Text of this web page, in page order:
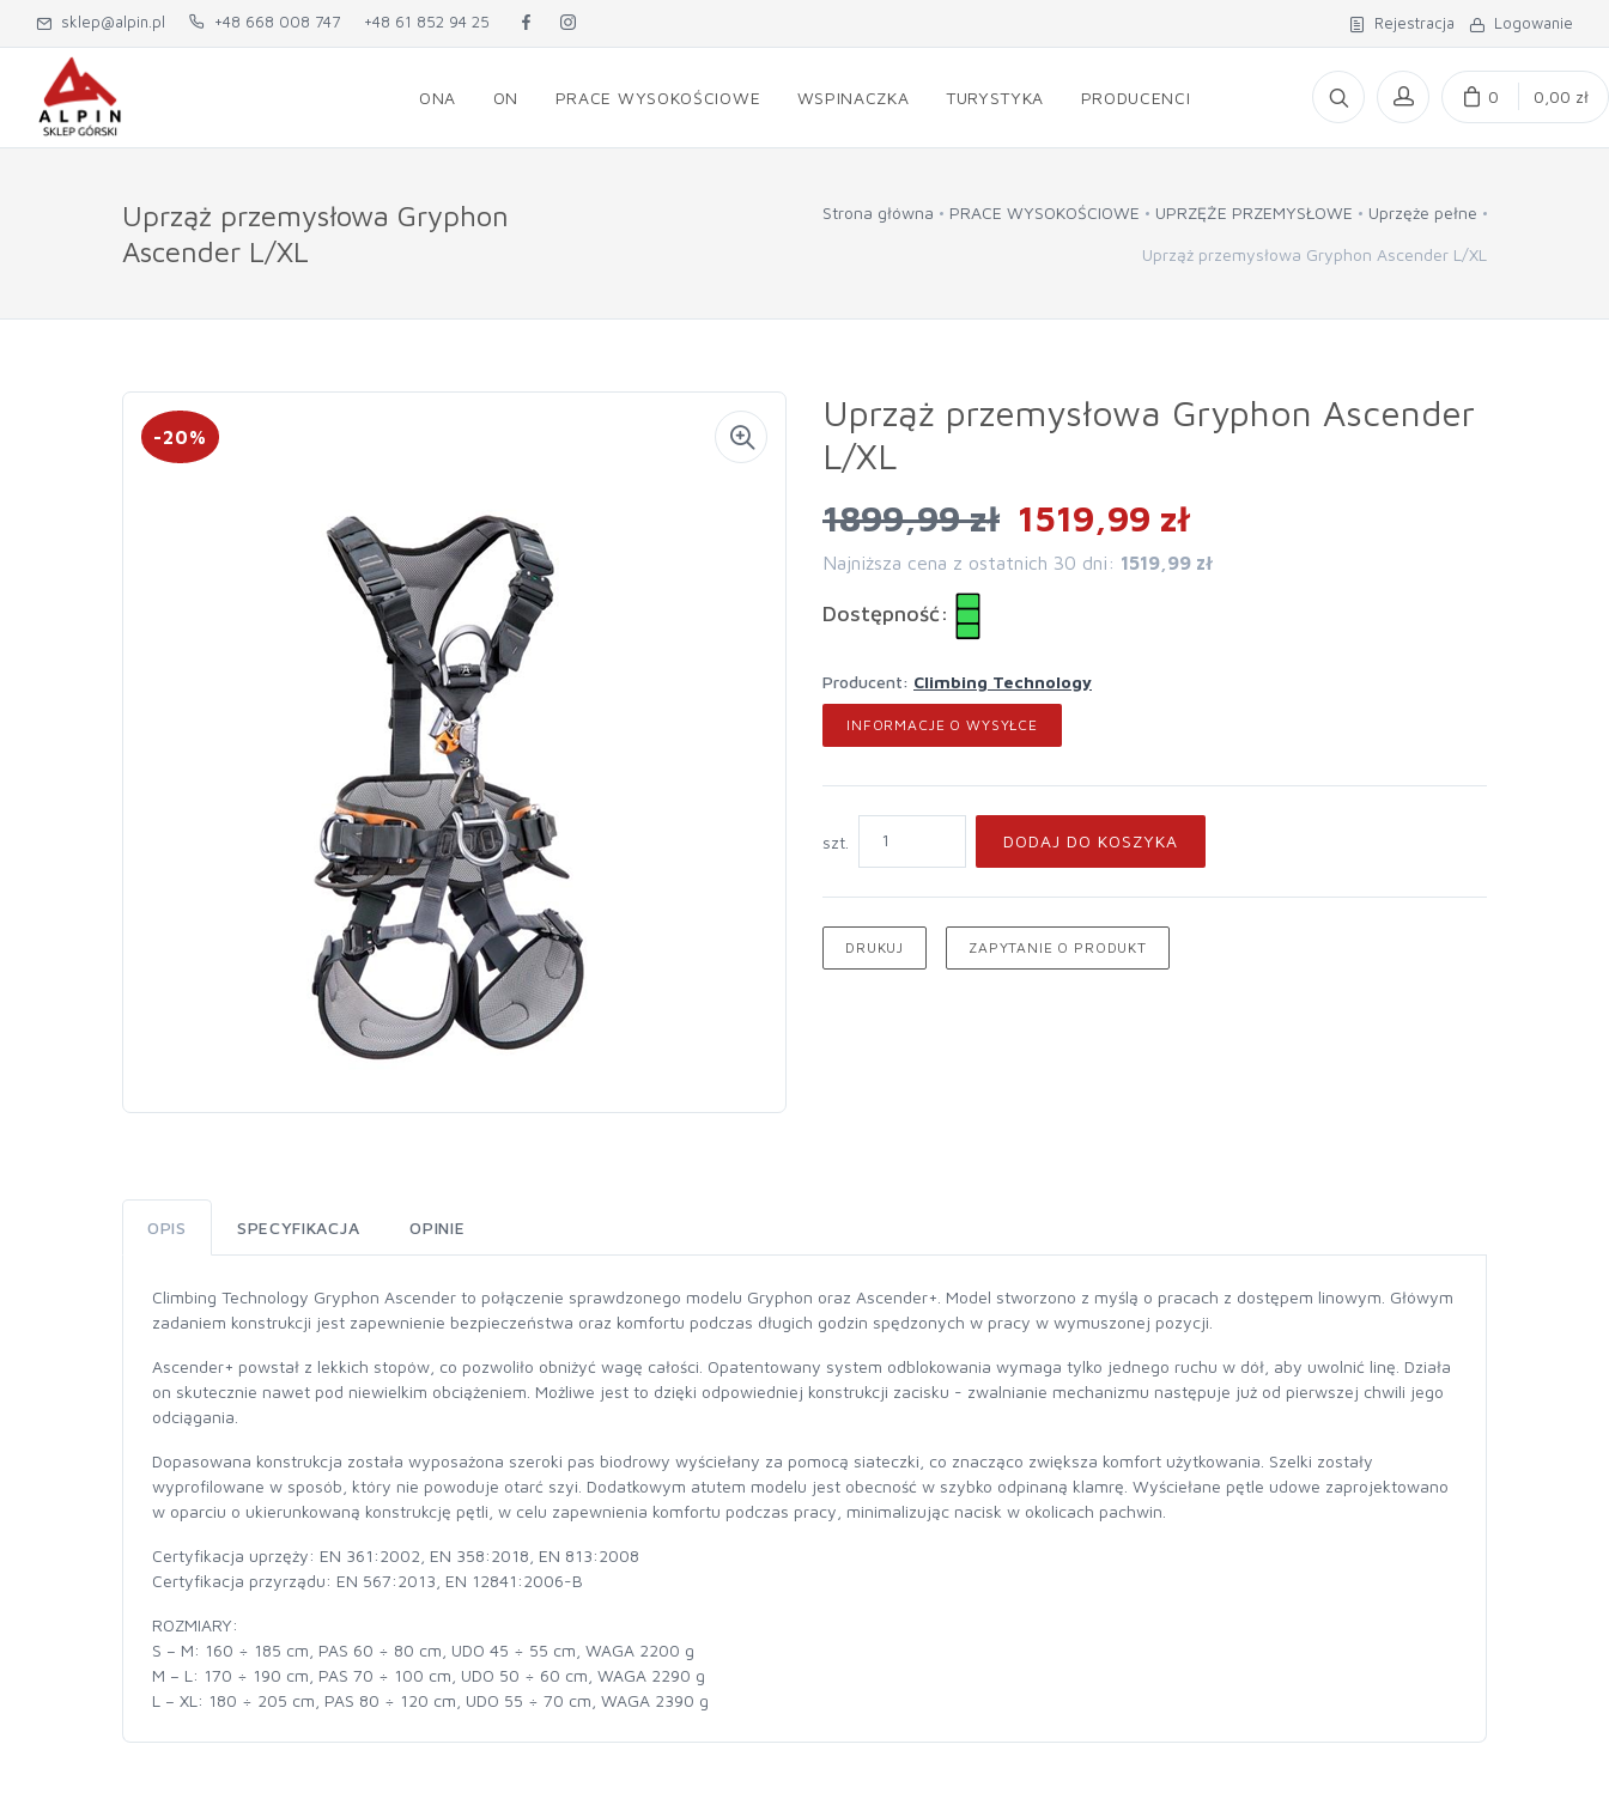
sklep@alpin.pl +48 668 008 747 +48 61 852 94 25 Rejestracja Logowanie
ONA ON PRACE WYSOKOŚCIOWE WSPINACZKA TURYSTYKA PRODUCENCI 0 0,00 zł
Uprząż przemysłowa Gryphon
Ascender L/XL
Strona główna PRACE WYSOKOŚCIOWE UPRZĘŻE PRZEMYSŁOWE Uprzęże pełne
Uprząż przemysłowa Gryphon Ascender L/XL
-20%
Uprząż przemysłowa Gryphon Ascender
L/XL
1899,99 zł 1519,99 zł
Najniższa cena z ostatnich 30 dni: 1519,99 zł
Dostępność:
Producent: Climbing Technology
INFORMACJE O WYSYŁCE
szt. DODAJ DO KOSZYKA
DRUKUJ ZAPYTANIE O PRODUKT
OPIS SPECYFIKACJA OPINIE
Climbing Technology Gryphon Ascender to połączenie sprawdzonego modelu Gryphon oraz Ascender+. Model stworzono z myślą o pracach z dostępem linowym. Główym
zadaniem konstrukcji jest zapewnienie bezpieczeństwa oraz komfortu podczas długich godzin spędzonych w pracy w wymuszonej pozycji.
Ascender+ powstał z lekkich stopów, co pozwoliło obniżyć wagę całości. Opatentowany system odblokowania wymaga tylko jednego ruchu w dół, aby uwolnić linę. Działa
on skutecznie nawet pod niewielkim obciążeniem. Możliwe jest to dzięki odpowiedniej konstrukcji zacisku - zwalnianie mechanizmu następuje już od pierwszej chwili jego
odciągania.
Dopasowana konstrukcja została wyposażona szeroki pas biodrowy wyściełany za pomocą siateczki, co znacząco zwiększa komfort użytkowania. Szelki zostały
wyprofilowane w sposób, który nie powoduje otarć szyi. Dodatkowym atutem modelu jest obecność w szybko odpinaną klamrę. Wyściełane pętle udowe zaprojektowano
w oparciu o ukierunkowaną konstrukcję pętli, w celu zapewnienia komfortu podczas pracy, minimalizując nacisk w okolicach pachwin.
Certyfikacja uprzęży: EN 361:2002, EN 358:2018, EN 813:2008
Certyfikacja przyrządu: EN 567:2013, EN 12841:2006-B
ROZMIARY:
S – M: 160 ÷ 185 cm, PAS 60 ÷ 80 cm, UDO 45 ÷ 55 cm, WAGA 2200 g
M – L: 170 ÷ 190 cm, PAS 70 ÷ 100 cm, UDO 50 ÷ 60 cm, WAGA 2290 g
L – XL: 180 ÷ 205 cm, PAS 80 ÷ 120 cm, UDO 55 ÷ 70 cm, WAGA 2390 g